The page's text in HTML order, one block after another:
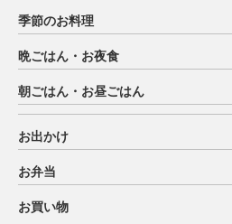
季節のお料理
晩ごはん・お夜食
朝ごはん・お昼ごはん
お出かけ
お弁当
お買い物